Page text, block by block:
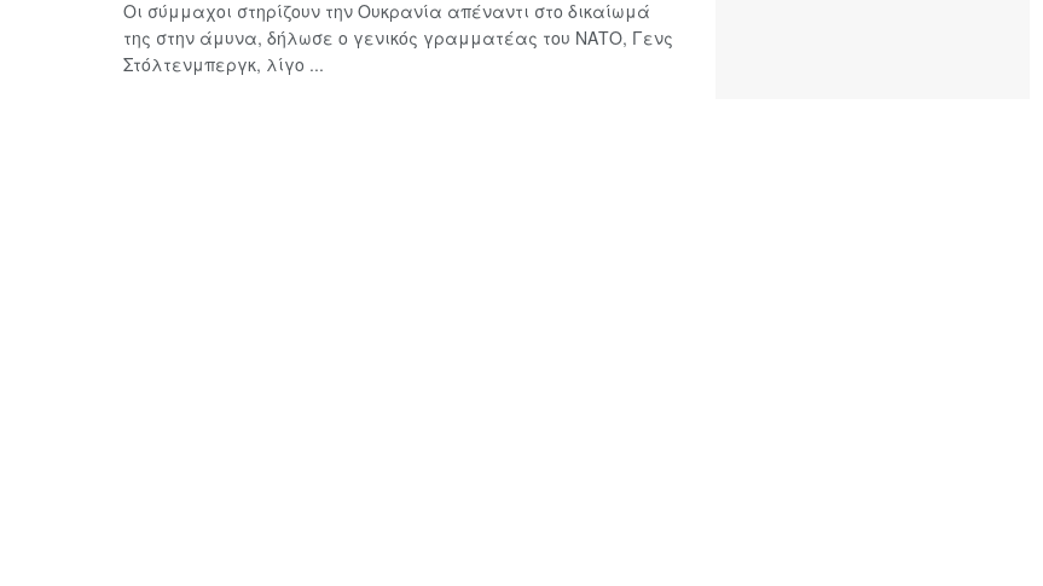
Οι σύμμαχοι στηρίζουν την Ουκρανία απέναντι στο δικαίωμά
της στην άμυνα, δήλωσε ο γενικός γραμματέας του ΝΑΤΟ, Γενς
Στόλτενμπεργκ, λίγο ...